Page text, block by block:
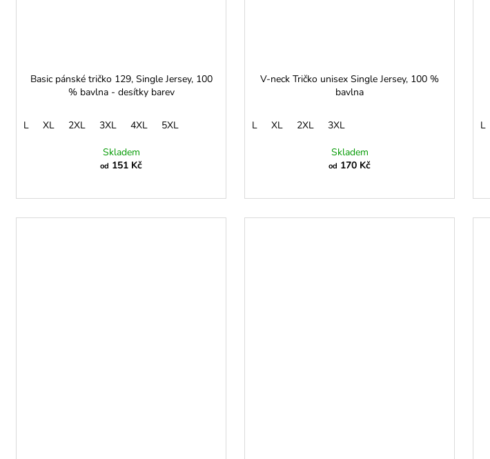
Basic pánské tričko 129, Single Jersey, 100
% bavlna - desítky barev
L XL 2XL 3XL 4XL 5XL
Skladem
od 151 Kč
V-neck Tričko unisex Single Jersey, 100 %
bavlna
L XL 2XL 3XL
Skladem
od 170 Kč
L